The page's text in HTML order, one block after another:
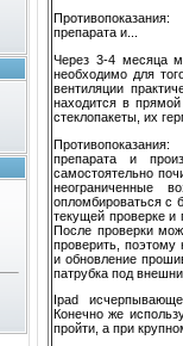
препарата и...
Через 3-4 месяца
необходимо для
вентиляции
находится в
стеклопакеты, их
препарата и
самостоятельно
неограниченные
опломбироваться с
текущей проверке и
После проверки
проверить, поэтому
и обновление
патрубка под
Ipad
Конечно же
пройти, а при